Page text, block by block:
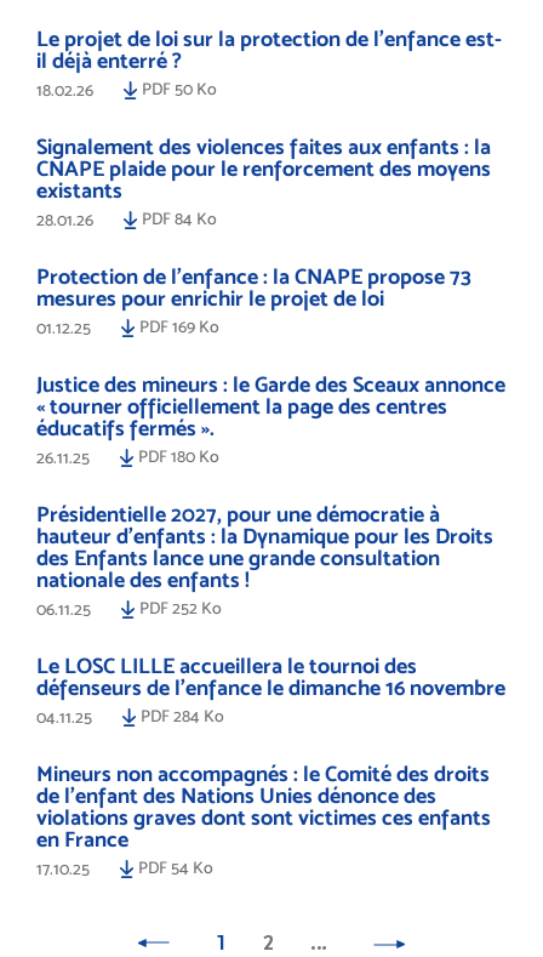
Le projet de loi sur la protection de l’enfance est-
il déjà enterré ?
18.02.26 PDF 50 Ko
Signalement des violences faites aux enfants : la
CNAPE plaide pour le renforcement des moyens
existants
28.01.26 PDF 84 Ko
Protection de l’enfance : la CNAPE propose 73
mesures pour enrichir le projet de loi
01.12.25 PDF 169 Ko
Justice des mineurs : le Garde des Sceaux annonce
« tourner officiellement la page des centres
éducatifs fermés ».
26.11.25 PDF 180 Ko
Présidentielle 2027, pour une démocratie à
hauteur d’enfants : la Dynamique pour les Droits
des Enfants lance une grande consultation
nationale des enfants !
06.11.25 PDF 252 Ko
Le LOSC LILLE accueillera le tournoi des
défenseurs de l'enfance le dimanche 16 novembre
04.11.25 PDF 284 Ko
Mineurs non accompagnés : le Comité des droits
de l’enfant des Nations Unies dénonce des
violations graves dont sont victimes ces enfants
en France
17.10.25 PDF 54 Ko
1 2 …